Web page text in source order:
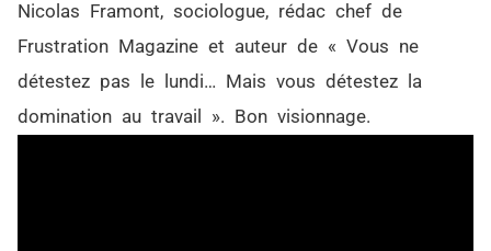
Nicolas Framont, sociologue, rédac chef de
Frustration Magazine et auteur de « Vous ne
détestez pas le lundi… Mais vous détestez la
domination au travail ». Bon visionnage.